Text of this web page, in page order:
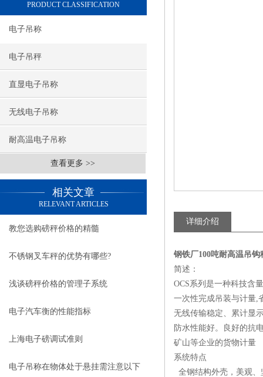
PRODUCT CLASSIFICATION
电子吊称
电子吊秤
直显电子吊称
无线电子吊称
耐高温电子吊称
查看更多 >>
相关文章
RELEVANT ARTICLES
教您选购磅秤价格的精髓
不锈钢叉车秤的优势有哪些?
浅谈磅秤价格的管理子系统
电子汽车衡的性能指标
上海电子磅调试准则
电子吊称在物体处于悬挂需注意以下
详细介绍
钢铁厂100吨耐高温吊钩
简述：
OCS系列是一种科技含
一次性完成吊装与计量,
无线传输稳定、累计显
防水性能好。良好的抗
矿山等企业的货物计量
系统特点
全钢结构外壳，美观